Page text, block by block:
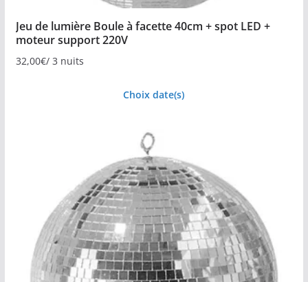
Jeu de lumière Boule à facette 40cm + spot LED +
moteur support 220V
32,00€/ 3 nuits
Choix date(s)